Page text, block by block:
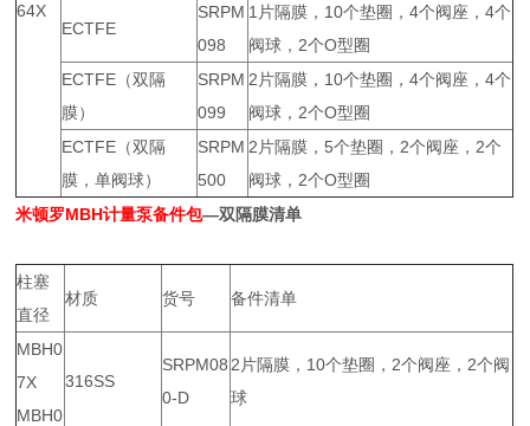
64X
ECTFE
SRPM
098
1片隔膜，10个垫圈，4个阀座，4个
阀球，2个O型圈
ECTFE（双隔
膜）
SRPM
099
2片隔膜，10个垫圈，4个阀座，4个
阀球，2个O型圈
ECTFE（双隔
膜，单阀球）
SRPM
500
2片隔膜，5个垫圈，2个阀座，2个
阀球，2个O型圈
米顿罗MBH计量泵备件包—双隔膜清单
柱塞
直径
材质 货号 备件清单
MBH0
7X
MBH0
316SS
SRPM08
0-D
2片隔膜，10个垫圈，2个阀座，2个阀
球